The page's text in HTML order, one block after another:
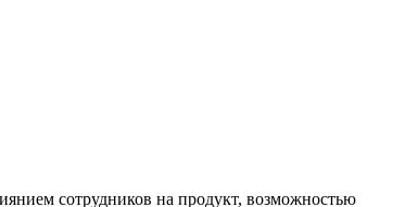
сотрудников на продукт, возможностью